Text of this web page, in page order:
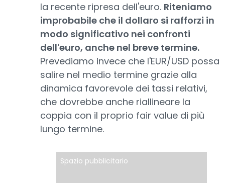
la recente ripresa dell'euro. Riteniamo
improbabile che il dollaro si rafforzi in
modo significativo nei confronti
dell'euro, anche nel breve termine.
Prevediamo invece che l'EUR/USD possa
salire nel medio termine grazie alla
dinamica favorevole dei tassi relativi,
che dovrebbe anche riallineare la
coppia con il proprio fair value di più
lungo termine.
Spazio pubblicitario